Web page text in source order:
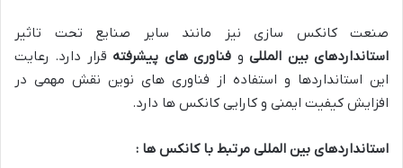
صنعت کانکس سازی نیز مانند سایر صنایع تحت تاثیر
استانداردهای بین المللیو فناوری های پیشرفته قرار دارد. رعایت
این استانداردها و استفاده از فناوری های نوین نقش مهمی در
افزایش کیفیت ایمنی و کارایی کانکس ها دارد.
استانداردهای بین المللی مرتبط با کانکس ها :